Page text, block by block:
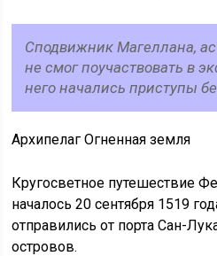
Сподвижник Магеллана,
не смог поучаствовать в
него начались приступы
Архипелаг Огненная земля
Кругосветное путешествие
началось 20 сентября 1519
отправились от порта Сан-
островов.